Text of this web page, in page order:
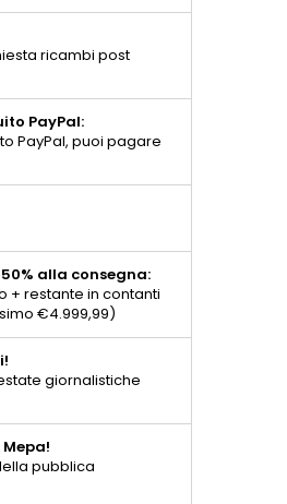
ricambi post
PayPal:
PayPal, puoi pagare
alla consegna:
+ restante in contanti
€4.999,99)
giornalistiche
pubblica